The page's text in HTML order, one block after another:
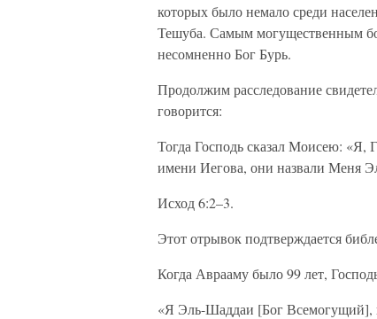
которых было немало среди
Тешуба. Самым могущественным
несомненно Бог Бурь.
Продолжим расследование
говорится:
Тогда Господь сказал Моисею: «Я,
имени Иегова, они назвали Меня
Исход 6:2–3.
Этот отрывок подтверждается
Когда Аврааму было 99 лет,
«Я Эль-Шаддаи [Бог Всемогущий],